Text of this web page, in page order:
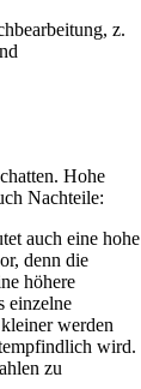
z.
Hohe
Nachteile:
auch eine hohe
denn die
höhere
einzelne
werden
wird.
zu